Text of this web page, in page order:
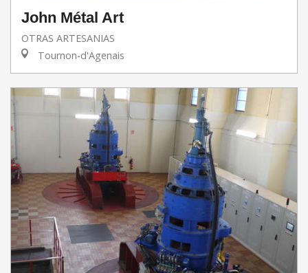
John Métal Art
OTRAS ARTESANIAS
Tournon-d'Agenais